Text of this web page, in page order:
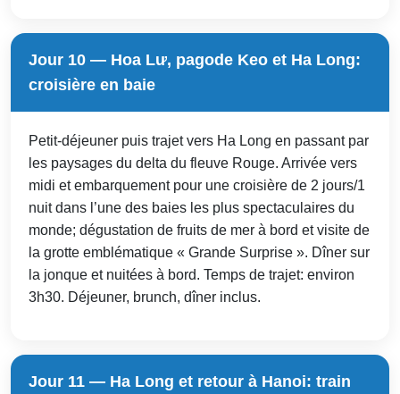
Jour 10 — Hoa Lư, pagode Keo et Ha Long:
croisière en baie
Petit-déjeuner puis trajet vers Ha Long en passant par
les paysages du delta du fleuve Rouge. Arrivée vers
midi et embarquement pour une croisière de 2 jours/1
nuit dans l’une des baies les plus spectaculaires du
monde; dégustation de fruits de mer à bord et visite de
la grotte emblématique « Grande Surprise ». Dîner sur
la jonque et nuitées à bord. Temps de trajet: environ
3h30. Déjeuner, brunch, dîner inclus.
Jour 11 — Ha Long et retour à Hanoi: train